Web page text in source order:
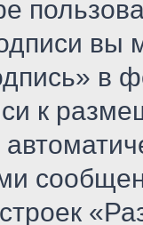
вы
в
к